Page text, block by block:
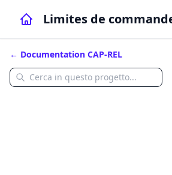
Limites de
← Documentation CAP-REL